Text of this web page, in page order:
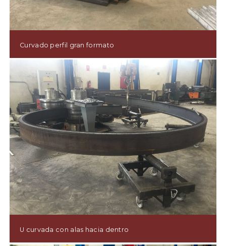
Curvado perfil gran formato
U curvada con alas hacia dentro